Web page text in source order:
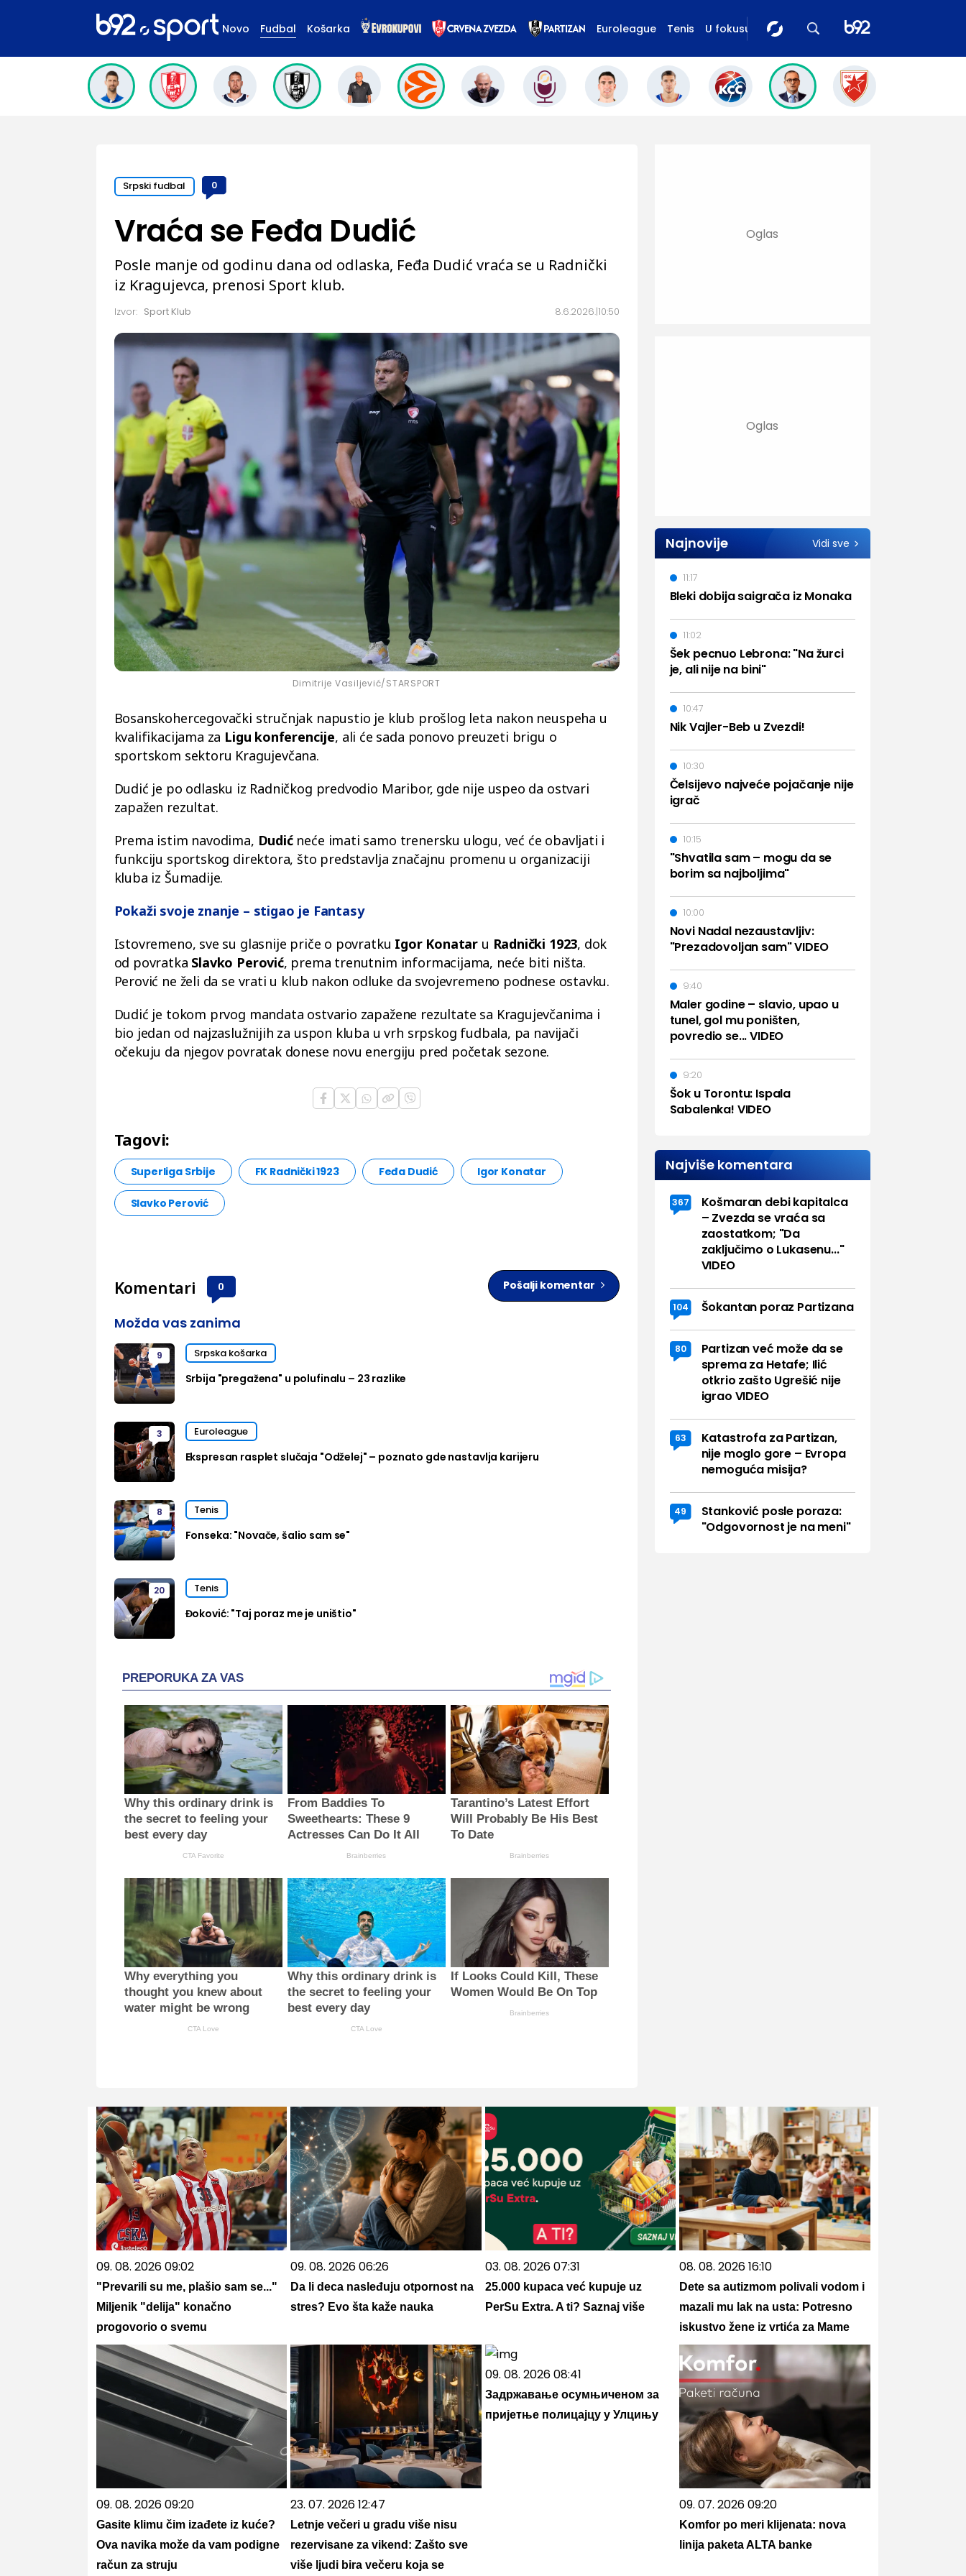
Novo Fudbal Košarka Euroleague Tenis U fokusu
Srpski fudbal 0
8.6.2026. 10:50
Vraća se Feđa Dudić
Posle manje od godinu dana od odlaska, Feđa Dudić vraća se u Radnički
iz Kragujevca, prenosi Sport klub.
Izvor: Sport Klub
Dimitrije Vasiljević/STARSPORT
Bosanskohercegovački stručnjak napustio je klub prošlog leta nakon neuspeha u
kvalifikacijama za Ligu konferencije, ali će sada ponovo preuzeti brigu o
sportskom sektoru Kragujevčana.
Dudić je po odlasku iz Radničkog predvodio Maribor, gde nije uspeo da ostvari
zapažen rezultat.
Prema istim navodima, Dudić neće imati samo trenersku ulogu, već će obavljati i
funkciju sportskog direktora, što predstavlja značajnu promenu u organizaciji
kluba iz Šumadije.
Pokaži svoje znanje – stigao je Fantasy
Istovremeno, sve su glasnije priče o povratku Igor Konatar u Radnički 1923, dok
od povratka Slavko Perović, prema trenutnim informacijama, neće biti ništa.
Perović ne želi da se vrati u klub nakon odluke da svojevremeno podnese ostavku.
Dudić je tokom prvog mandata ostvario zapažene rezultate sa Kragujevčanima i
bio jedan od najzaslužnijih za uspon kluba u vrh srpskog fudbala, pa navijači
očekuju da njegov povratak donese novu energiju pred početak sezone.
Tagovi:
Superliga Srbije FK Radnički 1923 Feđa Dudić Igor Konatar
Slavko Perović
Komentari 0 Pošalji komentar
Možda vas zanima
9 Srpska košarka
Srbija "pregažena" u polufinalu – 23 razlike
3 Euroleague
Ekspresan rasplet slučaja "Odželej" – poznato gde nastavlja karijeru
8 Tenis
Fonseka: "Novače, šalio sam se"
20 Tenis
Đoković: "Taj poraz me je uništio"
PREPORUKA ZA VAS
Why this ordinary drink is
the secret to feeling your
best every day
CTA Favorite
From Baddies To
Sweethearts: These 9
Actresses Can Do It All
Brainberries
Tarantino’s Latest Effort
Will Probably Be His Best
To Date
Brainberries
Why everything you
thought you knew about
water might be wrong
CTA Love
Why this ordinary drink is
the secret to feeling your
best every day
CTA Love
If Looks Could Kill, These
Women Would Be On Top
Brainberries
Najnovije Vidi sve
Bleki dobija saigrača iz Monaka
11:17
Šek pecnuo Lebrona: "Na žurci
je, ali nije na bini"
11:02
Nik Vajler-Beb u Zvezdi!
10:47
Čelsijevo najveće pojačanje nije
igrač
10:30
"Shvatila sam – mogu da se
borim sa najboljima"
10:15
Novi Nadal nezaustavljiv:
"Prezadovoljan sam" VIDEO
10:00
Maler godine – slavio, upao u
tunel, gol mu poništen,
povredio se... VIDEO
9:40
Šok u Torontu: Ispala
Sabalenka! VIDEO
9:20
Najviše komentara
367
Košmaran debi kapitalca
– Zvezda se vraća sa
zaostatkom; "Da
zaključimo o Lukasenu..."
VIDEO
104 Šokantan poraz Partizana
80
Partizan već može da se
sprema za Hetafe; Ilić
otkrio zašto Ugrešić nije
igrao VIDEO
63
Katastrofa za Partizan,
nije moglo gore – Evropa
nemoguća misija?
49
Stanković posle poraza:
"Odgovornost je na meni"
09. 08. 2026 09:02
"Prevarili su me, plašio sam se..."
Miljenik "delija" konačno
progovorio o svemu
09. 08. 2026 06:26
Da li deca nasleđuju otpornost na
stres? Evo šta kaže nauka
03. 08. 2026 07:31
25.000 kupaca već kupuje uz
PerSu Extra. A ti? Saznaj više
08. 08. 2026 16:10
Dete sa autizmom polivali vodom i
mazali mu lak na usta: Potresno
iskustvo žene iz vrtića za Mame
09. 08. 2026 09:20
Gasite klimu čim izađete iz kuće?
Ova navika može da vam podigne
račun za struju
23. 07. 2026 12:47
Letnje večeri u gradu više nisu
rezervisane za vikend: Zašto sve
više ljudi bira večeru koja se
09. 08. 2026 08:41
Задржавање осумњиченом за
пријетње полицајцу у Улцињу
09. 07. 2026 09:20
Komfor po meri klijenata: nova
linija paketa ALTA banke